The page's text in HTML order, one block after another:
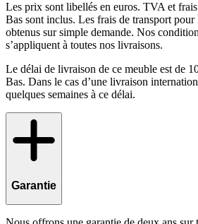
Les prix sont libellés en euros. TVA et
Bas sont inclus. Les frais de transport pour
obtenus sur simple demande. Nos
s’appliquent à toutes nos livraisons.
Le délai de livraison de ce meuble est de
Bas. Dans le cas d’une livraison
quelques semaines à ce délai.
Garantie